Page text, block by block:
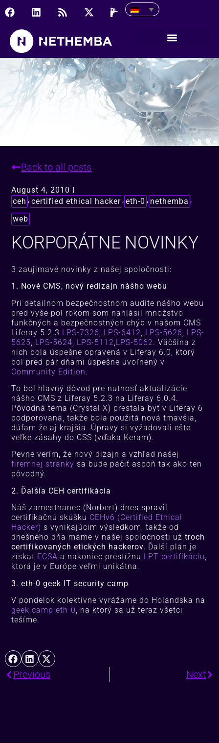
Korporátne novinky
Back to all posts
August 4, 2010
ceh ,certified ethical hacker ,eth-0 ,nethemba ,
web
KORPORÁTNE NOVINKY
3 zaujimavé novinky z našej spoločnosti:
1. Nové CMS, nový redizajn nášho webu
Pri detailnom bezpečnostnom audite nášho webu
pred vyše pol rokom som nahlásil množstvo
funkčných a bezpečnostných chýb v našom CMS
Liferay 5.2.3 LPS-7326 LPS-6412 LPS-5626
LPS-
5625 LPS-5624 LPS-5112 LPS-5062. Väčšina z
nich bola úspešne opravená v Liferay 6.0, ktorý
bol pred pár dňami úspešne uvoľnený v
Community Edition.
To bol hlavný dôvod pre nutnosť aktualizácie
nášho CMS z Liferay 5.2.3 na Liferay 6.0.4.
Pôvodná téma (Crystal X) prestala byť v Liferay 6
podporovaná, takže bola použitá nová tmavšia,
dúfam že aj krajšia. Úpravy si vyžadovali ešte
veľké zásahy do CSS (vďaka Keram).
Pevne verím, že nový dizajn a vzhľad našej
firemnej stránky sa bude páčiť aspoň tak ako ten
pôvodný.
2. Ďalšia CEH certifikácia
Náš zamestnanec (Norbert) dnes spravil
certifikačnú skúšku CEHv6 (Certified Ethical
Hacker) s vynikajúcim výsledkom, takže od
dnešného dňa máme v našej spoločnosti už troch
certifikovaných etických hackerov. Ďalší plán je
získať ECSA a nakoniec prestížnu LPT certifikáciu,
ktorá je v Európe veľmi unikátna.
3. eth-0 geek IT security camp
V pondelok kolektívne vyrážame do Holandska na
geek camp eth-0, na ktorý sa už teraz všetci
tešíme.
Previous Next